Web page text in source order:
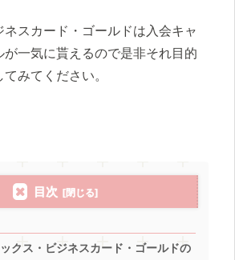
ネスカード・ゴールドは入会キャ
が一気に貰えるので是非それ目的
みてください。
目次
クス・ビジネスカード・ゴールドの